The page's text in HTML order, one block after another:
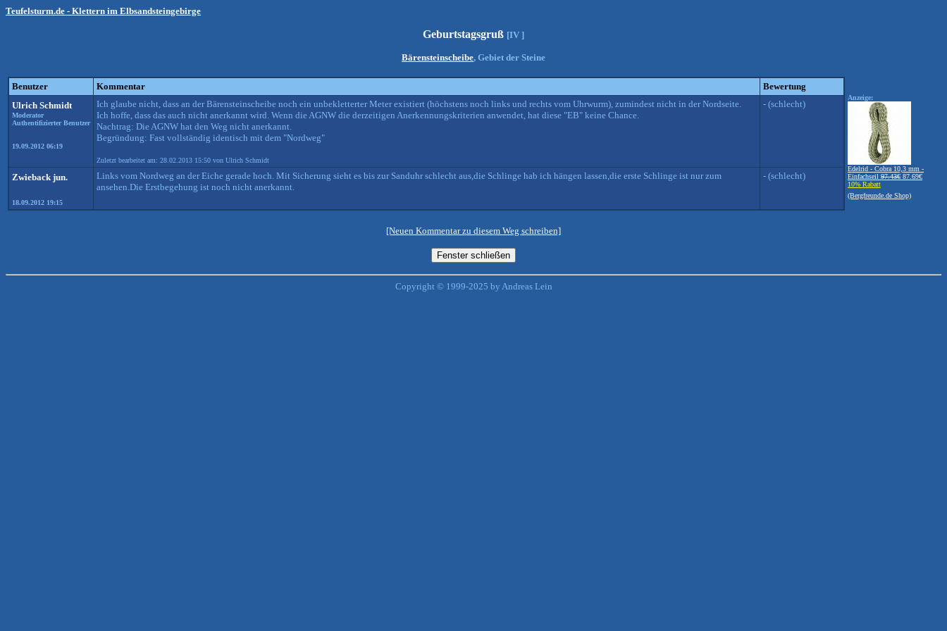
Teufelsturm.de - Klettern im Elbsandsteingebirge
Geburtstagsgruß [IV ]
Bärensteinscheibe, Gebiet der Steine
Benutzer Kommentar
Bewertung
Ulrich Schmidt
Moderator
Authentifizierter Benutzer
19.09.2012 06:19
Ich glaube nicht, dass an der Bärensteinscheibe noch ein unbekletterter Meter existiert (höchstens noch links und rechts vom Uhrwurm), zumindest nicht in der Nordseite.
Ich hoffe, dass das auch nicht anerkannt wird. Wenn die AGNW die derzeitigen Anerkennungskriterien anwendet, hat diese "EB" keine Chance.
Nachtrag: Die AGNW hat den Weg nicht anerkannt.
Begründung: Fast vollständig identisch mit dem "Nordweg"
Zuletzt bearbeitet am: 28.02.2013 15:50 von Ulrich Schmidt
- (schlecht)
Zwieback jun.
18.09.2012 19:15
Links vom Nordweg an der Eiche gerade hoch. Mit Sicherung sieht es bis zur Sanduhr schlecht aus,die Schlinge hab ich hängen lassen,die erste Schlinge ist nur zum
ansehen.Die Erstbegehung ist noch nicht anerkannt.
- (schlecht)
Anzeige:
Edelrid - Cobra 10,3 mm -
Einfachseil 97.43€ 87.69€
10% Rabatt
(Bergfreunde.de Shop)
[Neuen Kommentar zu diesem Weg schreiben]
Copyright © 1999-2025 by Andreas Lein